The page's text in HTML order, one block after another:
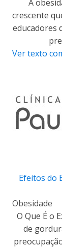
A
crescente
educadores
Ver texto
Efeitos do
Obesidade
O Que É o
de